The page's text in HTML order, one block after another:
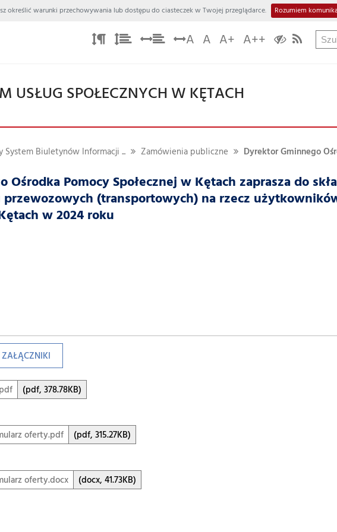
określić warunki przechowywania lub dostępu do ciasteczek w Twojej przeglądarce. Rozumiem
A A A+ A++
USŁUG SPOŁECZNYCH W KĘTACH
System Biuletynów Informacji ... Zamówienia publiczne Dyrektor Gminnego
Ośrodka Pomocy Społecznej w Kętach zaprasza do
przewozowych (transportowych) na rzecz
w 2024 roku
ZAŁĄCZNIKI
(pdf, 378.78KB)
oferty.pdf
(pdf, 315.27KB)
oferty.docx
(docx, 41.73KB)